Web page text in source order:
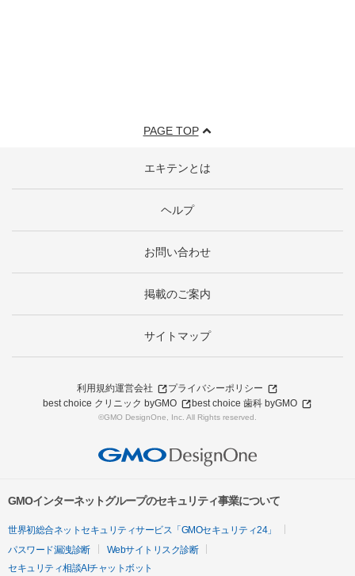
PAGE TOP
エキテンとは
ヘルプ
お問い合わせ
掲載のご案内
サイトマップ
利用規約運営会社
プライバシーポリシー
best choice クリニック byGMO
best choice 歯科 byGMO
©GMO DesignOne, Inc. All Rights reserved.
GMOインターネットグループのセキュリティ事業について
世界初総合ネットセキュリティサービス「GMOセキュリティ24」
パスワード漏洩診断
Webサイトリスク診断
セキュリティ相談AIチャットボット